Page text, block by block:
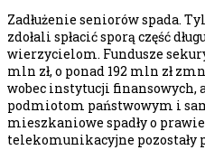
Zadłużenie seniorów spada.
zdołali spłacić sporą część
wierzycielom. Fundusze
mln zł, o ponad 192 mln zł
wobec instytucji finansowych,
podmiotom państwowym i
mieszkaniowe spadły o
telekomunikacyjne pozostały